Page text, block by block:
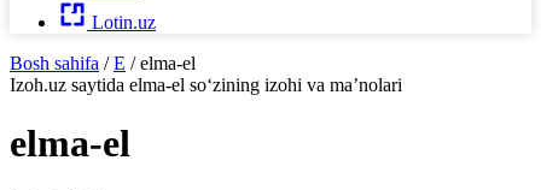
Lotin.uz
Bosh sahifa / E / elma-el
Izoh.uz saytida elma-el so‘zining izohi va ma’nolari
elma-el